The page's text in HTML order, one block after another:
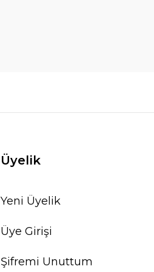
Üyelik
Yeni Üyelik
Üye Girişi
Şifremi Unuttum